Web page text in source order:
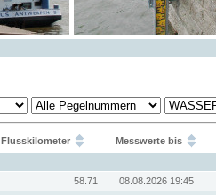
Flusskilometer Messwerte bis
58.71
08.08.2026 19:45